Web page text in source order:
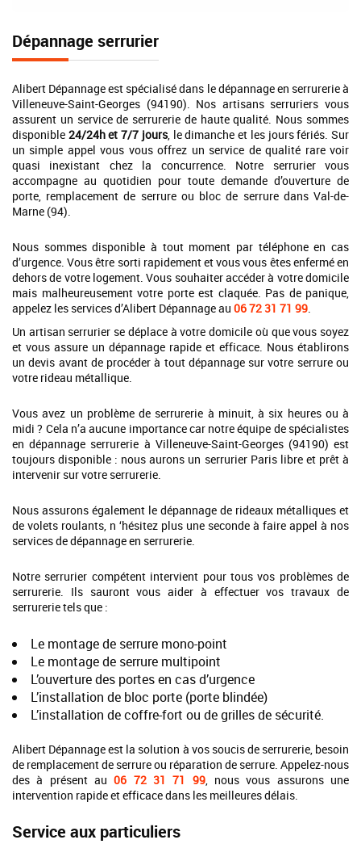
Dépannage serrurier
Alibert Dépannage est spécialisé dans le dépannage en serrurerie à
Villeneuve-Saint-Georges (94190). Nos artisans serruriers vous
assurent un service de serrurerie de haute qualité. Nous sommes
disponible 24/24h et 7/7 jours, le dimanche et les jours fériés. Sur
un simple appel vous vous offrez un service de qualité rare voir
quasi inexistant chez la concurrence. Notre serrurier vous
accompagne au quotidien pour toute demande d’ouverture de
porte, remplacement de serrure ou bloc de serrure dans Val-de-
Marne (94).
Nous sommes disponible à tout moment par téléphone en cas
d’urgence. Vous être sorti rapidement et vous vous êtes enfermé en
dehors de votre logement. Vous souhaiter accéder à votre domicile
mais malheureusement votre porte est claquée. Pas de panique,
appelez les services d’Alibert Dépannage au 06 72 31 71 99.
Un artisan serrurier se déplace à votre domicile où que vous soyez
et vous assure un dépannage rapide et efficace. Nous établirons
un devis avant de procéder à tout dépannage sur votre serrure ou
votre rideau métallique.
Vous avez un problème de serrurerie à minuit, à six heures ou à
midi ? Cela n’a aucune importance car notre équipe de spécialistes
en dépannage serrurerie à Villeneuve-Saint-Georges (94190) est
toujours disponible : nous aurons un serrurier Paris libre et prêt à
intervenir sur votre serrurerie.
Nous assurons également le dépannage de rideaux métalliques et
de volets roulants, n ‘hésitez plus une seconde à faire appel à nos
services de dépannage en serrurerie.
Notre serrurier compétent intervient pour tous vos problèmes de
serrurerie. Ils sauront vous aider à effectuer vos travaux de
serrurerie tels que :
Le montage de serrure mono-point
Le montage de serrure multipoint
L’ouverture des portes en cas d’urgence
L’installation de bloc porte (porte blindée)
L’installation de coffre-fort ou de grilles de sécurité.
Alibert Dépannage est la solution à vos soucis de serrurerie, besoin
de remplacement de serrure ou réparation de serrure. Appelez-nous
des à présent au06 72 31 71 99, nous vous assurons une
intervention rapide et efficace dans les meilleures délais.
Service aux particuliers